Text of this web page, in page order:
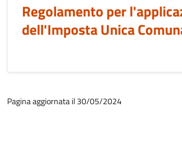
Regolamento per
dell'Imposta Unica
Pagina aggiornata il 30/05/2024